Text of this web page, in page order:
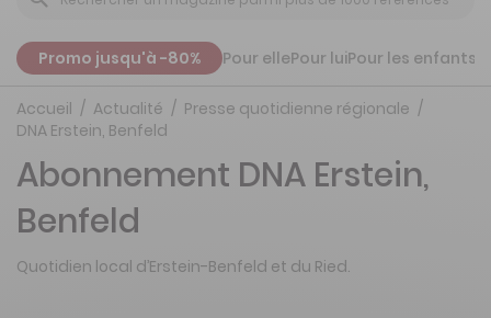
Promo jusqu'à -80% Pour ellePour luiPour les enfants
Accueil Actualité
Presse quotidienne régionale
DNA Erstein, Benfeld
Abonnement DNA Erstein,
Benfeld
Quotidien local d’Erstein-Benfeld et du Ried.